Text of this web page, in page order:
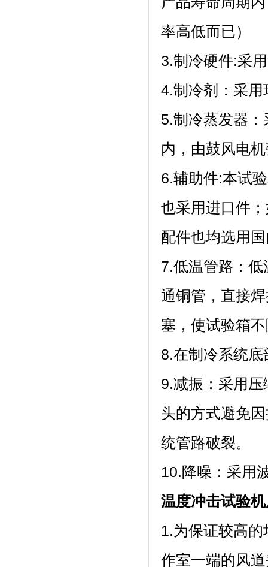
率高低而已）
3.制冷硬件:采用
4.制冷剂
5.制冷蒸发器
内，由鼓风电机
6.辅助件:本试验
也采用进口件
配件也均选用国
7.低温管路：
通铜管，直接
塞，使试验
8.在制冷系统底
9.减振：采用
头的方式避免因
统管路破裂。
10.降噪：采
温度冲击试验
1.为保证较高的
作室一端的风道夹层